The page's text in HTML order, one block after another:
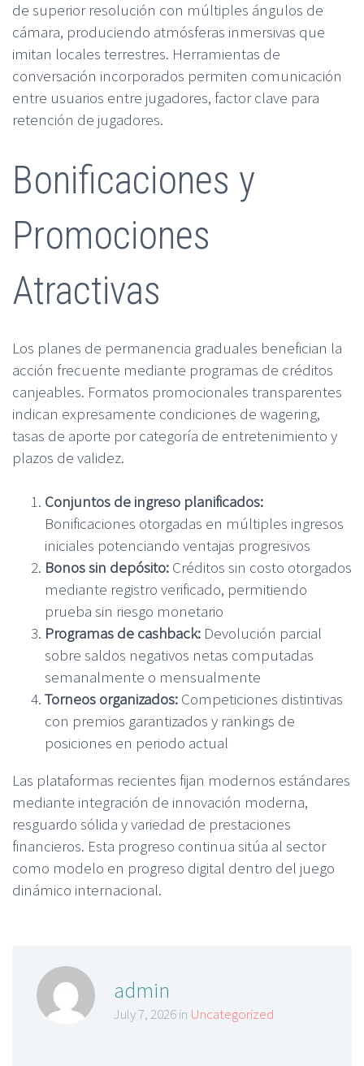
de superior resolución con múltiples ángulos de
cámara, produciendo atmósferas inmersivas que
imitan locales terrestres. Herramientas de
conversación incorporados permiten comunicación
entre usuarios entre jugadores, factor clave para
retención de jugadores.
Bonificaciones y
Promociones
Atractivas
Los planes de permanencia graduales benefician la
acción frecuente mediante programas de créditos
canjeables. Formatos promocionales transparentes
indican expresamente condiciones de wagering,
tasas de aporte por categoría de entretenimiento y
plazos de validez.
Conjuntos de ingreso planificados:
Bonificaciones otorgadas en múltiples ingresos
iniciales potenciando ventajas progresivos
Bonos sin depósito: Créditos sin costo otorgados
mediante registro verificado, permitiendo
prueba sin riesgo monetario
Programas de cashback: Devolución parcial
sobre saldos negativos netas computadas
semanalmente o mensualmente
Torneos organizados: Competiciones distintivas
con premios garantizados y rankings de
posiciones en periodo actual
Las plataformas recientes fijan modernos estándares
mediante integración de innovación moderna,
resguardo sólida y variedad de prestaciones
financieros. Esta progreso continua sitúa al sector
como modelo en progreso digital dentro del juego
dinámico internacional.
admin
July 7, 2026 in Uncategorized